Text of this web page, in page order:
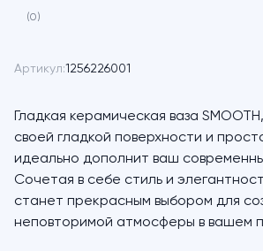
(0)
Артикул:1256226001
Гладкая керамическая ваза
своей гладкой поверхности и
идеально дополнит ваш
Сочетая в себе стиль и
станет прекрасным выбором для
неповторимой атмосферы в вашем